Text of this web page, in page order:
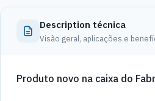
Description técnica
Visão geral, aplicações e
Produto novo na caixa do